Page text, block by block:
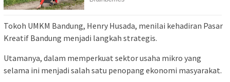
Tokoh UMKM Bandung, Henry Husada, menilai kehadiran Pasar
Kreatif Bandung menjadi langkah strategis.
Utamanya, dalam memperkuat sektor usaha mikro yang
selama ini menjadi salah satu penopang ekonomi masyarakat.